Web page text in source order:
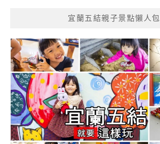
宜蘭五結親子景點懶人包